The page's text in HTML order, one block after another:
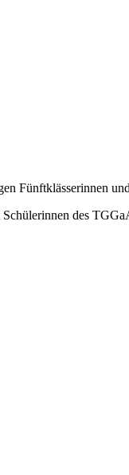
Fünftklässerinnen
des